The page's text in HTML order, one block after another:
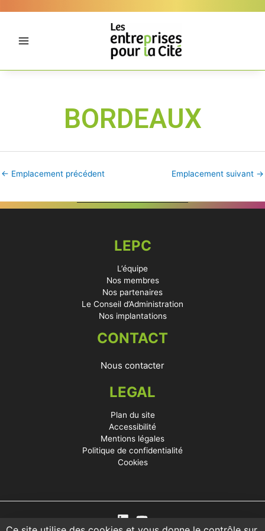
BORDEAUX
← Emplacement précédent Emplacement suivant →
LEPC
L’équipe
Nos membres
Nos partenaires
Le Conseil d’Administration
Nos implantations
CONTACT
Nous contacter
LEGAL
Plan du site
Accessibilité
Mentions légales
Politique de confidentialité
Cookies